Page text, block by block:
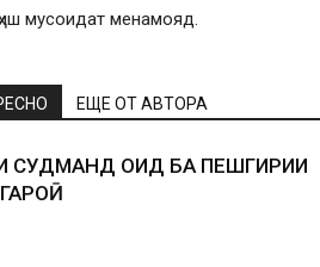
мусоидат менамояд.
ЕЩЕ ОТ АВТОРА
СУДМАНД ОИД БА ПЕШГИРИИ